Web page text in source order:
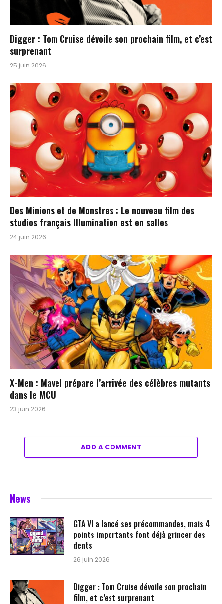
Digger : Tom Cruise dévoile son prochain film, et c’est
surprenant
25 juin 2026
Des Minions et de Monstres : Le nouveau film des
studios français Illumination est en salles
24 juin 2026
X-Men : Mavel prépare l’arrivée des célèbres mutants
dans le MCU
23 juin 2026
ADD A COMMENT
News
GTA VI a lancé ses précommandes, mais 4
points importants font déjà grincer des
dents
26 juin 2026
Digger : Tom Cruise dévoile son prochain
film, et c’est surprenant